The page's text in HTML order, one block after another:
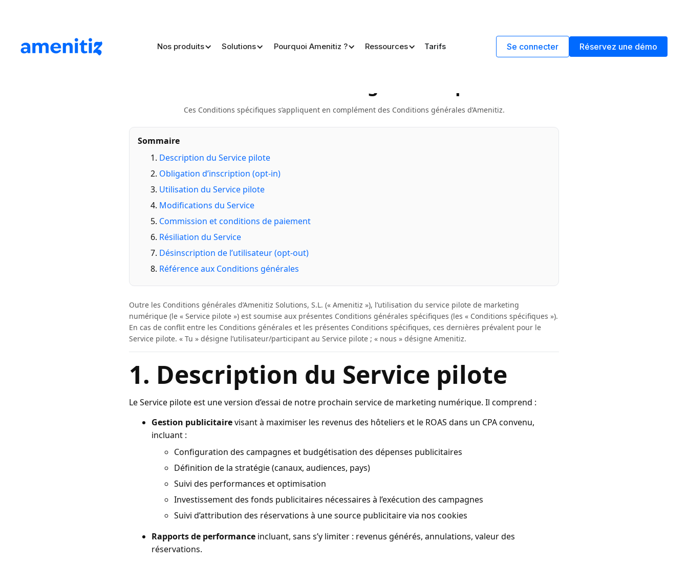
Nos produits Solutions Pourquoi Amenitiz ? Ressources Tarifs Se connecter Réservez une démo
Conditions Générales Spécifiques — Service
Ces Conditions spécifiques s’appliquent en complément des Conditions générales d’Amenitiz.
Sommaire
Description du Service pilote
Obligation d’inscription (opt-in)
Utilisation du Service pilote
Modifications du Service
Commission et conditions de paiement
Résiliation du Service
Désinscription de l’utilisateur (opt-out)
Référence aux Conditions générales
Outre les Conditions générales d’Amenitiz Solutions, S.L. (« Amenitiz »), l’utilisation du service pilote de marketing
numérique (le « Service pilote ») est soumise aux présentes Conditions générales spécifiques (les « Conditions spécifiques »).
En cas de conflit entre les Conditions générales et les présentes Conditions spécifiques, ces dernières prévalent pour le
Service pilote. « Tu » désigne l’utilisateur/participant au Service pilote ; « nous » désigne Amenitiz.
1. Description du Service pilote
Le Service pilote est une version d’essai de notre prochain service de marketing numérique. Il comprend :
Gestion publicitairevisant à maximiser les revenus des hôteliers et le ROAS dans un CPA convenu,
incluant :
Configuration des campagnes et budgétisation des dépenses publicitaires
Définition de la stratégie (canaux, audiences, pays)
Suivi des performances et optimisation
Investissement des fonds publicitaires nécessaires à l’exécution des campagnes
Suivi d’attribution des réservations à une source publicitaire via nos cookies
Rapports de performance incluant, sans s’y limiter : revenus générés, annulations, valeur des
réservations.